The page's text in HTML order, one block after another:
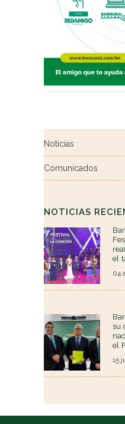
Noticias
Comunicados
NOTICIAS
el
04
su
el
15